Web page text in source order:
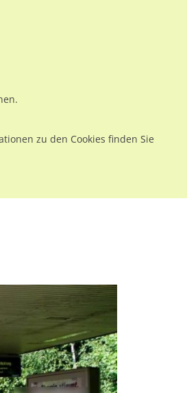
zu den Cookies finden Sie